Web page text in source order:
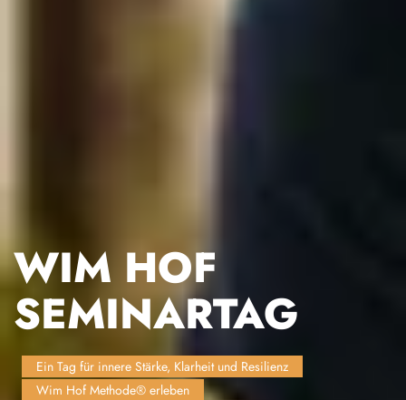
WIM HOF
SEMINARTAG
Ein Tag für innere Stärke, Klarheit und Resilienz
Wim Hof Methode® erleben